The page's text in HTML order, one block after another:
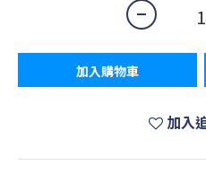
加入購物車
加入